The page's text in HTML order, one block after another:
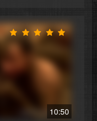
10:50